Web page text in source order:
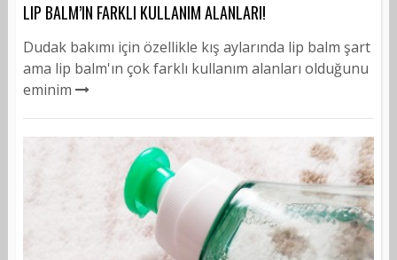
LIP BALM’IN FARKLI KULLANIM ALANLARI!
Dudak bakımı için özellikle kış aylarında lip balm şart
ama lip balm'ın çok farklı kullanım alanları olduğunu
eminim